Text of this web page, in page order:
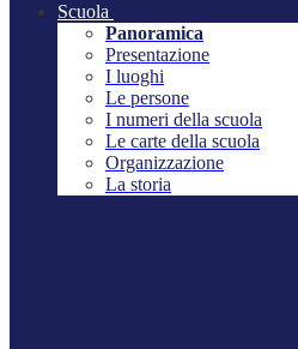
Scuola
Panoramica
Presentazione
I luoghi
Le persone
I numeri della scuola
Le carte della scuola
Organizzazione
La storia